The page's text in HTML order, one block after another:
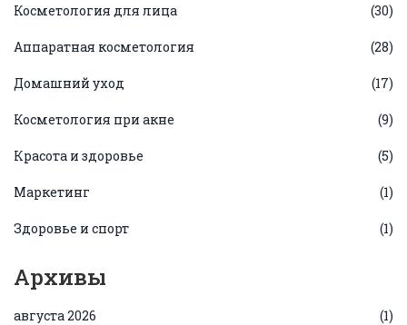
Косметология для лица (30)
Аппаратная косметология (28)
Домашний уход (17)
Косметология при акне (9)
Красота и здоровье (5)
Маркетинг (1)
Здоровье и спорт (1)
Архивы
августа 2026 (1)